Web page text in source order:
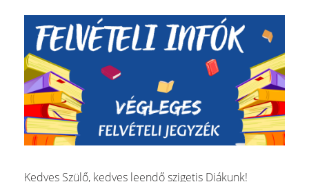
Kedves Szülő, kedves leendő szigetis Diákunk!